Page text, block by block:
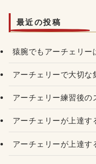
最近の投稿
猿腕でもアーチェリー
アーチェリーで大切な
アーチェリー練習後の
アーチェリーが上達す
アーチェリーが上達す